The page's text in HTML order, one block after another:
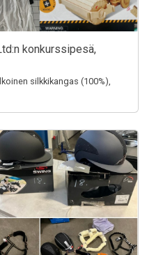
konkurssipesä,
silkkikangas (100%),